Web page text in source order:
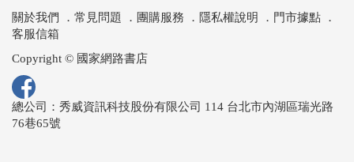
關於我們
． 常見問題 ． 團購服務 ． 隱私權說明 ． 門市據點 ．
客服信箱
Copyright © 國家網路書店
總公司：秀威資訊科技股份有限公司 114 台北市內湖區瑞光路
76巷65號